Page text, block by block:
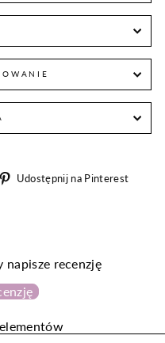
Udostępnij na Pinterest
napisze recenzję